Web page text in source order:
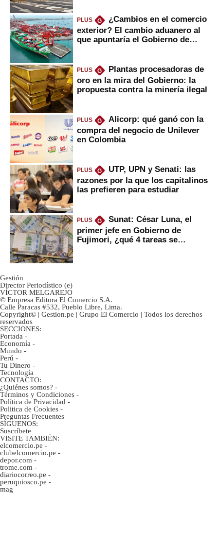
PLUS G
¿Cambios en el comercio
exterior? El cambio aduanero al
que apuntaría el Gobierno de
PLUS G
Plantas procesadoras de
oro en la mira del Gobierno: la
propuesta contra la minería ilegal
PLUS G
Alicorp: qué ganó con la
compra del negocio de Unilever
en Colombia
PLUS G
UTP, UPN y Senati: las
razones por la que los capitalinos
las prefieren para estudiar
PLUS G
Sunat: César Luna, el
primer jefe en Gobierno de
Fujimori, ¿qué 4 tareas se
Gestión
Director Periodístico (e)
VÍCTOR MELGAREJO
© Empresa Editora El Comercio S.A.
Calle Paracas #532, Pueblo Libre, Lima.
Copyright© | Gestion.pe | Grupo El Comercio | Todos los derechos
reservados
SECCIONES:
Portada -
Economía -
Mundo -
Perú -
Tu Dinero -
Tecnología
CONTACTO:
¿Quiénes somos? -
Términos y Condiciones -
Política de Privacidad -
Politica de Cookies -
Preguntas Frecuentes
SÍGUENOS:
Suscríbete
VISITE TAMBIÉN:
elcomercio.pe -
clubelcomercio.pe -
depor.com -
trome.com -
diariocorreo.pe -
peruquiosco.pe -
mag